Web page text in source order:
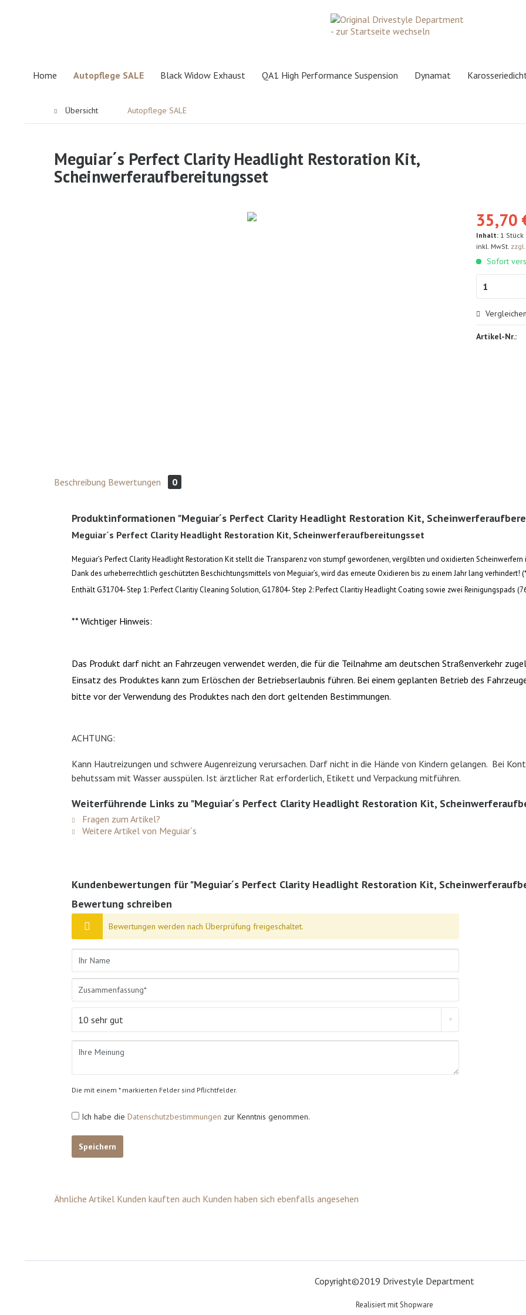
Home Autopflege SALE Black Widow Exhaust QA1 High Performance Suspension Dynamat
Übersicht Autopflege SALE
Meguiar´s Perfect Clarity Headlight Restoration Kit,
Scheinwerferaufbereitungsset
35,70
Inhalt: 1 Stück
inkl. MwSt.
Sofort
Vergleichen
Artikel-Nr.:
Beschreibung Bewertungen 0
Produktinformationen "Meguiar´s Perfect Clarity Headlight Restoration Kit,
Meguiar´s Perfect Clarity Headlight Restoration Kit, Scheinwerferaufbereitungsset
Meguiar’s Perfect Clarity Headlight Restoration Kit stellt die Transparenz von stumpf gewordenen, vergilbten und oxidierten
Dank des urheberrechtlich geschützten Beschichtungsmittels von Meguiar’s, wird das erneute Oxidieren bis zu einem Jahr lang
Enthält G31704- Step 1: Perfect Claritiy Cleaning Solution, G17804- Step 2: Perfect Claritiy Headlight Coating sowie zwei Reinigungspads
** Wichtiger Hinweis:
Das Produkt darf nicht an Fahrzeugen verwendet werden, die für die Teilnahme am deutschen Straßenverkehr
Einsatz des Produktes kann zum Erlöschen der Betriebserlaubnis führen. Bei einem geplanten Betrieb des
bitte vor der Verwendung des Produktes nach den dort geltenden Bestimmungen.
ACHTUNG:
Kann Hautreizungen und schwere Augenreizung verursachen. Darf nicht in die Hände von Kindern gelangen. Bei
behutssam mit Wasser ausspülen. Ist ärztlicher Rat erforderlich, Etikett und Verpackung mitführen.
Weiterführende Links zu "Meguiar´s Perfect Clarity Headlight Restoration Kit,
Fragen zum Artikel?
Weitere Artikel von Meguiar´s
Kundenbewertungen für "Meguiar´s Perfect Clarity Headlight Restoration Kit,
Bewertung schreiben
Bewertungen werden nach Überprüfung freigeschaltet.
Die mit einem * markierten Felder sind Pflichtfelder.
Ich habe die Datenschutzbestimmungen zur Kenntnis genommen.
Speichern
Ähnliche Artikel Kunden kauften auch Kunden haben sich ebenfalls angesehen
Copyright©2019 Drivestyle Department
Realisiert mit Shopware